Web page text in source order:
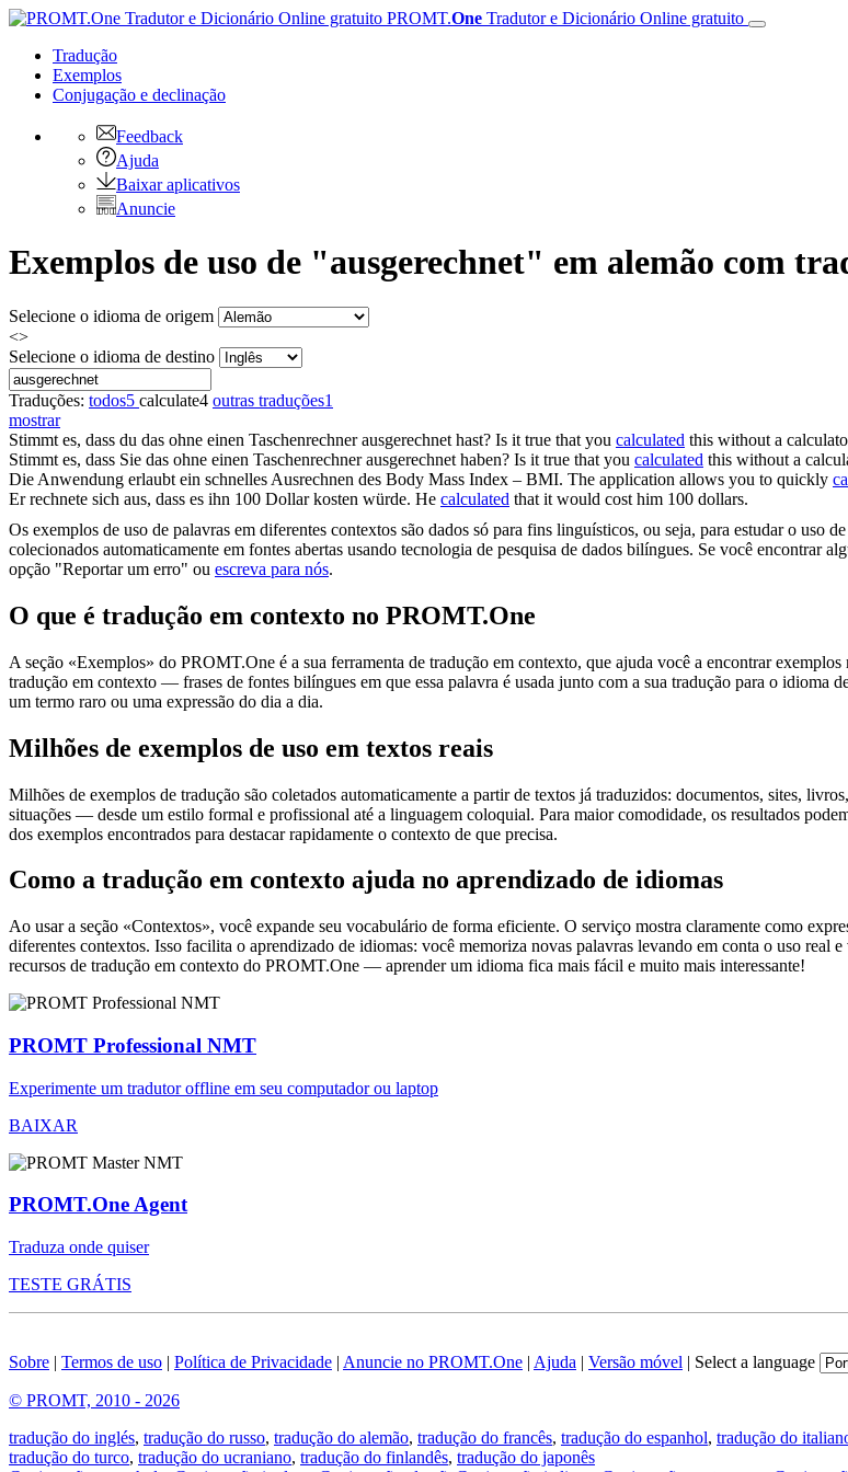
PROMT.One Tradutor e Dicionário Online gratuito
Tradução
Exemplos
Conjugação e declinação
Feedback
Ajuda
Baixar aplicativos
Anuncie
Exemplos de uso de "ausgerechnet" em alemão com
Selecione o idioma de origem
<>
Selecione o idioma de destino
Traduções: todos5 calculate4 outras traduções1
mostrar
Stimmt es, dass du das ohne einen Taschenrechnerausgerechnet hast? Is it true that you calculated this without a
Stimmt es, dass Sie das ohne einen Taschenrechnerausgerechnet haben? Is it true that you calculated this without a
Die Anwendung erlaubt ein schnelles Ausrechnen des Body Mass Index – BMI. The application allows you to quickly
Errechnete sich aus, dass es ihn 100 Dollar kosten würde. He calculated that it would cost him 100 dollars.
Os exemplos de uso de palavras em diferentes contextos são dados só para fins linguísticos, ou seja, para estudar o uso
colecionados automaticamente em fontes abertas usando tecnologia de pesquisa de dados bilíngues. Se você encontrar
opção "Reportar um erro" ou escreva para nós.
O que é tradução em contexto no PROMT.One
A seção «Exemplos» do PROMT.One é a sua ferramenta de tradução em contexto, que ajuda você a encontrar
tradução em contexto — frases de fontes bilíngues em que essa palavra é usada junto com a sua tradução para o idioma
um termo raro ou uma expressão do dia a dia.
Milhões de exemplos de uso em textos reais
Milhões de exemplos de tradução são coletados automaticamente a partir de textos já traduzidos: documentos, sites,
situações — desde um estilo formal e profissional até a linguagem coloquial. Para maior comodidade, os resultados
dos exemplos encontrados para destacar rapidamente o contexto de que precisa.
Como a tradução em contexto ajuda no aprendizado de idiomas
Ao usar a seção «Contextos», você expande seu vocabulário de forma eficiente. O serviço mostra claramente como
diferentes contextos. Isso facilita o aprendizado de idiomas: você memoriza novas palavras levando em conta o uso
recursos de tradução em contexto do PROMT.One — aprender um idioma fica mais fácil e muito mais interessante!
PROMT Professional NMT
Experimente um tradutor offline em seu computador ou laptop
BAIXAR
PROMT.One Agent
Traduza onde quiser
TESTE GRÁTIS
Sobre | Termos de uso | Política de Privacidade | Anuncie no PROMT.One | Ajuda | Versão móvel | Select a language
© PROMT, 2010 - 2026
tradução do inglés, tradução do russo, tradução do alemão, tradução do francês, tradução do espanhol, tradução do
tradução do turco, tradução do ucraniano, tradução do finlandês, tradução do japonês